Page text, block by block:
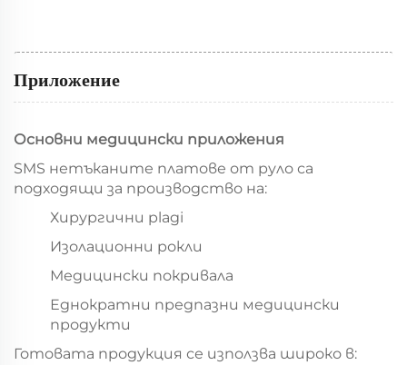
Приложение
Основни медицински приложения
SMS нетъканите платове от руло са
подходящи за производство на:
Хирургични plagi
Изолационни рокли
Медицински покривала
Еднократни предпазни медицински
продукти
Готовата продукция се използва широко в: